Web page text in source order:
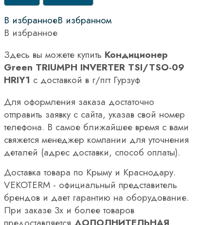
В избранноеВ избранном
В избранное
Здесь вы можете купить Кондиционер
Green TRIUMPH INVERTER TSI/TSO-09
HRIY1 с доставкой в г/пгт Гурзуф
Для оформления заказа достаточно
отправить заявку с сайта, указав свой номер
телефона. В самое ближайшее время с вами
свяжется менеджер компании для уточнения
деталей (адрес доставки, способ оплаты).
Доставка товара по Крыму и Краснодару.
VEKOTERM - официальный представитель
брендов и дает гарантию на оборудование.
При заказе 3х и более товаров